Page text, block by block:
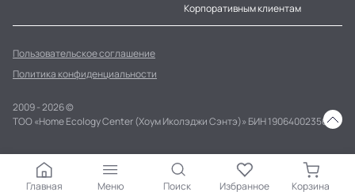
Корпоративным клиентам
Пользовательское соглашение
Политика конфиденциальности
2009 - 2026 ©
ТОО «Home Ecology Center (Хоум Иколэджи Сэнтэ)» БИН 190640023562
Главная Меню Поиск Избранное Корзина